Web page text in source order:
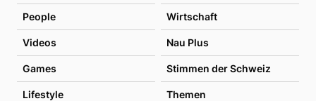
People Wirtschaft
Videos Nau Plus
Games Stimmen der Schweiz
Lifestyle Themen